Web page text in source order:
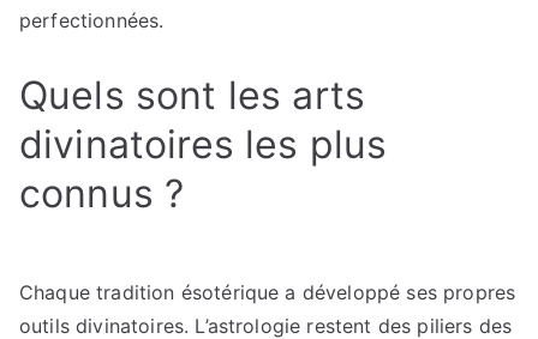
perfectionnées.
Quels sont les arts
divinatoires les plus
connus ?
Chaque tradition ésotérique a développé ses propres
outils divinatoires. L’astrologie restent des piliers des